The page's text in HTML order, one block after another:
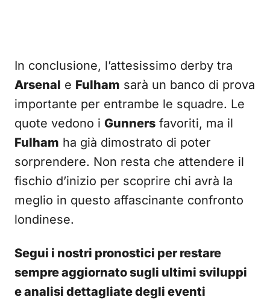
In conclusione, l’attesissimo derby tra
Arsenal e Fulham sarà un banco di prova
importante per entrambe le squadre. Le
quote vedono i Gunners favoriti, ma il
Fulham ha già dimostrato di poter
sorprendere. Non resta che attendere il
fischio d’inizio per scoprire chi avrà la
meglio in questo affascinante confronto
londinese.
Segui i nostri pronostici per restare
sempre aggiornato sugli ultimi sviluppi
e analisi dettagliate degli eventi